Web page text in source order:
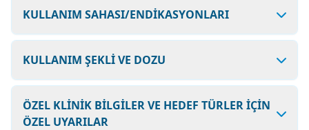
KULLANIM SAHASI/ENDİKASYONLARI
KULLANIM ŞEKLİ VE DOZU
ÖZEL KLİNİK BİLGİLER VE HEDEF TÜRLER İÇİN
ÖZEL UYARILAR